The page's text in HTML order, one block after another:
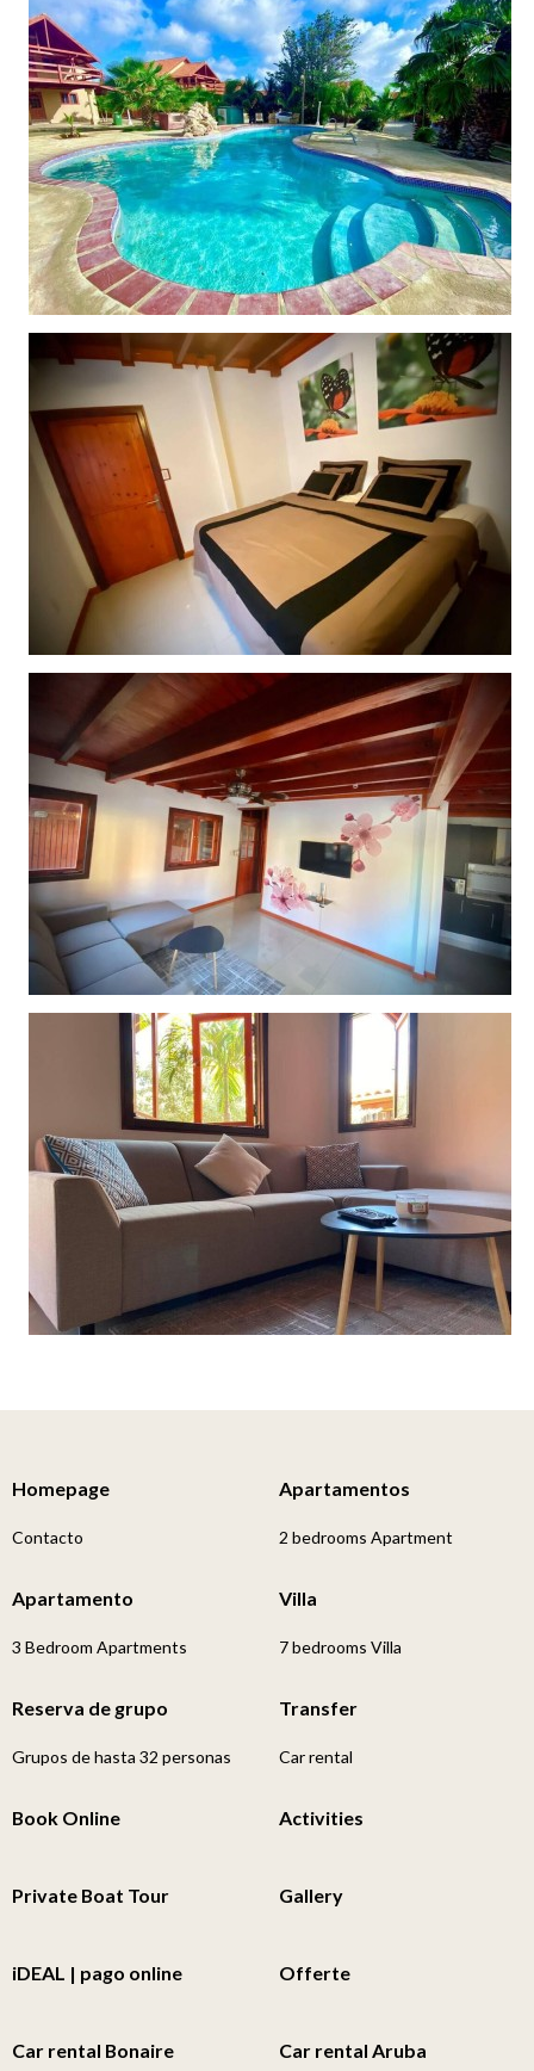
Homepage
Contacto
Apartamentos
2 bedrooms Apartment
Apartamento
3 Bedroom Apartments
Villa
7 bedrooms Villa
Reserva de grupo
Grupos de hasta 32 personas
Transfer
Car rental
Book Online Activities
Private Boat Tour Gallery
iDEAL | pago online Offerte
Car rental Bonaire Car rental Aruba